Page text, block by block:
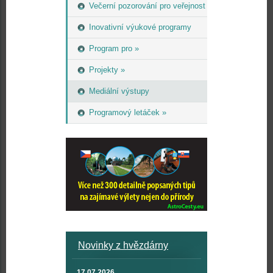
Večerní pozorování pro veřejnost
Inovativní výukové programy
Program pro »
Projekty »
Mediální výstupy
Programový letáček »
Novinky z hvězdárny